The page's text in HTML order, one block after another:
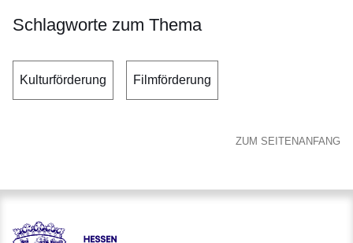
Schlagworte zum Thema
Kulturförderung Filmförderung
ZUM SEITENANFANG